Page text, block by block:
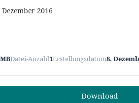
Dezember 2016
Datei-Anzahl1Erstellungsdatum8.
Download